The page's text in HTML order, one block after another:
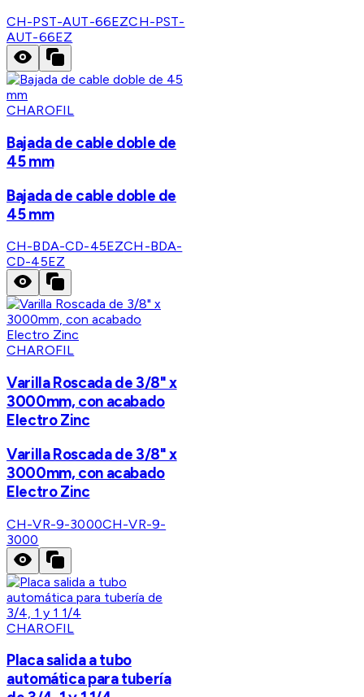
CH-PST-AUT-66EZCH-PST-
AUT-66EZ
CHAROFIL
Bajada de cable doble de
45 mm
Bajada de cable doble de
45 mm
CH-BDA-CD-45EZCH-BDA-
CD-45EZ
CHAROFIL
Varilla Roscada de 3/8" x
3000mm, con acabado
Electro Zinc
Varilla Roscada de 3/8" x
3000mm, con acabado
Electro Zinc
CH-VR-9-3000CH-VR-9-
3000
CHAROFIL
Placa salida a tubo
automática para tubería